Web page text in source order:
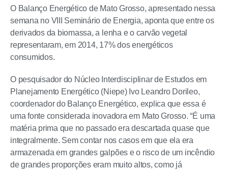
O Balanço Energético de Mato Grosso, apresentado nessa
semana no VIII Seminário de Energia, aponta que entre os
derivados da biomassa, a lenha e o carvão vegetal
representaram, em 2014, 17% dos energéticos
consumidos.
O pesquisador do Núcleo Interdisciplinar de Estudos em
Planejamento Energético (Niepe) Ivo Leandro Dorileo,
coordenador do Balanço Energético, explica que essa é
uma fonte considerada inovadora em Mato Grosso. “É uma
matéria prima que no passado era descartada quase que
integralmente. Sem contar nos casos em que ela era
armazenada em grandes galpões e o risco de um incêndio
de grandes proporções eram muito altos, como já